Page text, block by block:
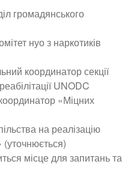
громадянського
нуо з наркотиків
координатор секції
UNODC
«Міцних
на реалізацію
місце для запитань та